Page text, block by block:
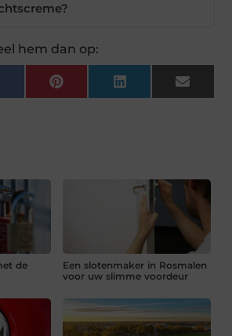
hem dan op:
Pinterest LinkedIn Email
de
Een slotenmaker in Rosmalen
voor uw slimme voordeur